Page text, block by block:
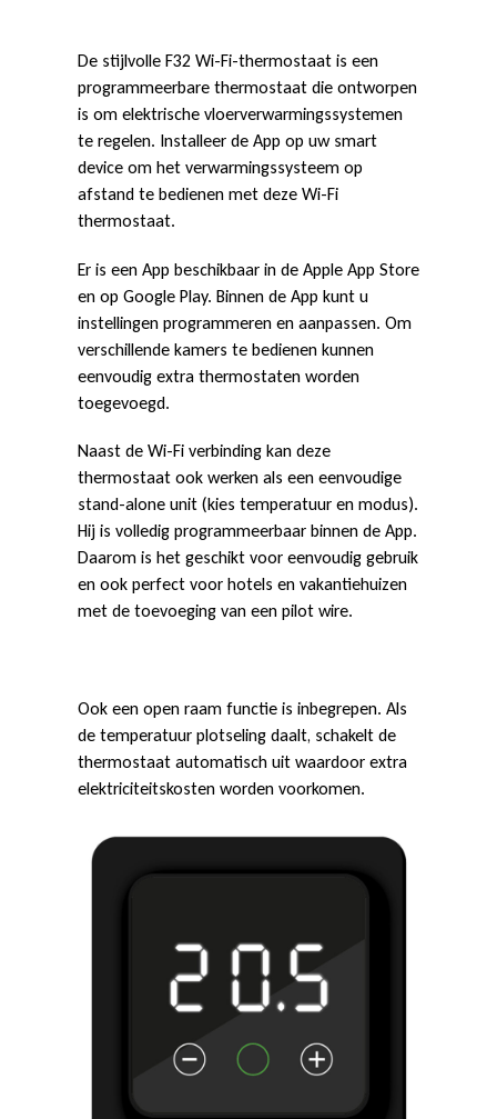
De stijlvolle F32 Wi-Fi-thermostaat is een
programmeerbare thermostaat die ontworpen
is om elektrische vloerverwarmingssystemen
te regelen. Installeer de App op uw smart
device om het verwarmingssysteem op
afstand te bedienen met deze Wi-Fi
thermostaat.
Er is een App beschikbaar in de Apple App Store
en op Google Play. Binnen de App kunt u
instellingen programmeren en aanpassen. Om
verschillende kamers te bedienen kunnen
eenvoudig extra thermostaten worden
toegevoegd.
Naast de Wi-Fi verbinding kan deze
thermostaat ook werken als een eenvoudige
stand-alone unit (kies temperatuur en modus).
Hij is volledig programmeerbaar binnen de App.
Daarom is het geschikt voor eenvoudig gebruik
en ook perfect voor hotels en vakantiehuizen
met de toevoeging van een pilot wire.
Ook een open raam functie is inbegrepen. Als
de temperatuur plotseling daalt, schakelt de
thermostaat automatisch uit waardoor extra
elektriciteitskosten worden voorkomen.